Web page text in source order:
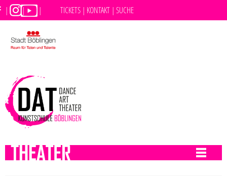
| | | TICKETS | KONTAKT | SUCHE
THEATER